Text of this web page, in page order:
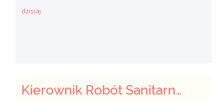
dzisiaj
Kierownik Robót Sanitarnych